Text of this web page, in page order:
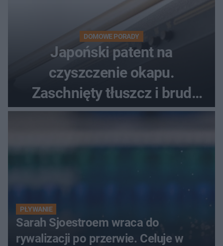
DOMOWE PORADY
Japoński patent na
czyszczenie okapu.
Zaschnięty tłuszcz i brud
znikną bez szorowania
PŁYWANIE
Sarah Sjoestroem wraca do
rywalizacji po przerwie. Celuje w